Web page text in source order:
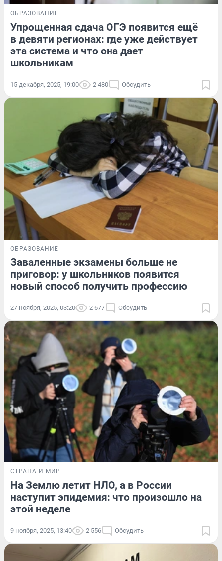
ОБРАЗОВАНИЕ
Упрощенная сдача ОГЭ появится ещё
в девяти регионах: где уже действует
эта система и что она дает
школьникам
15 декабря, 2025, 19:00 2 480 Обсудить
ОБРАЗОВАНИЕ
Заваленные экзамены больше не
приговор: у школьников появится
новый способ получить профессию
27 ноября, 2025, 03:20 2 677 Обсудить
СТРАНА И МИР
На Землю летит НЛО, а в России
наступит эпидемия: что произошло на
этой неделе
9 ноября, 2025, 13:40 2 556 Обсудить